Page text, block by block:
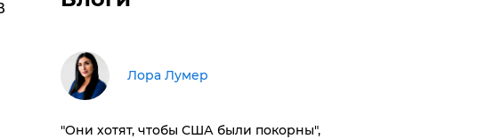
​Лора Лумер
"Они хотят, чтобы США были покорны",